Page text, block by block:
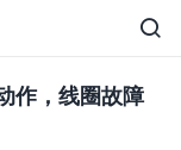
作，线圈故障